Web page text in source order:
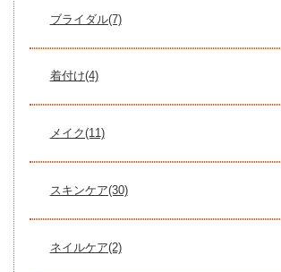
ブライダル(7)
着付け(4)
メイク(11)
スキンケア(30)
ネイルケア(2)